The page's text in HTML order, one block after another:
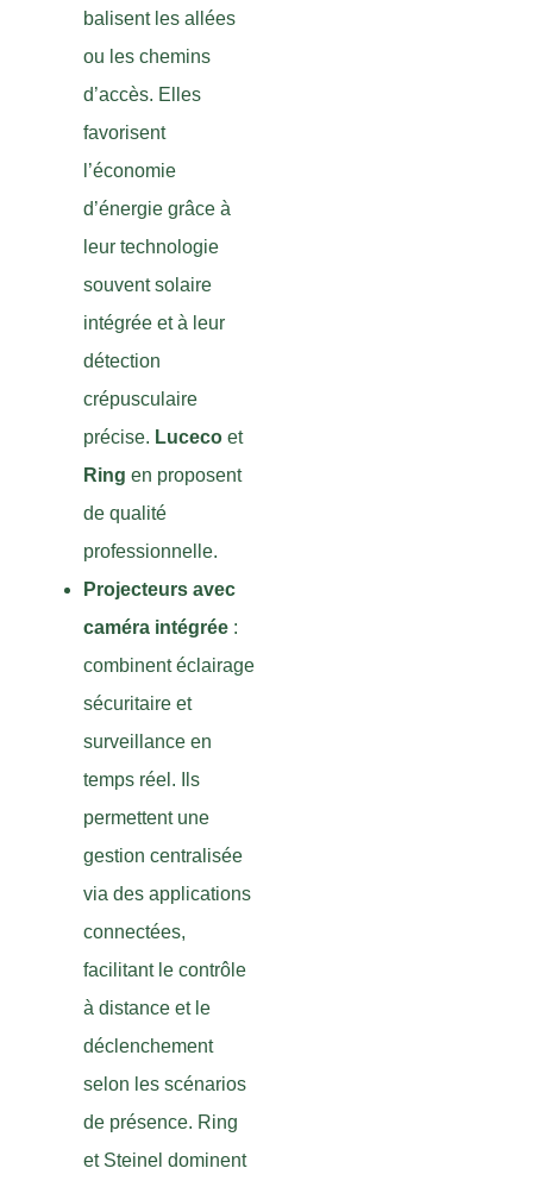
balisent les allées
ou les chemins
d’accès. Elles
favorisent
l’économie
d’énergie grâce à
leur technologie
souvent solaire
intégrée et à leur
détection
crépusculaire
précise. Luceco et
Ring en proposent
de qualité
professionnelle.
Projecteurs avec
caméra intégrée :
combinent éclairage
sécuritaire et
surveillance en
temps réel. Ils
permettent une
gestion centralisée
via des applications
connectées,
facilitant le contrôle
à distance et le
déclenchement
selon les scénarios
de présence. Ring
et Steinel dominent